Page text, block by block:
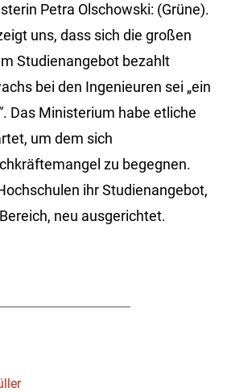
Petra Olschowski: (Grüne).
uns, dass sich die großen
Studienangebot bezahlt
bei den Ingenieuren sei „ein
Das Ministerium habe etliche
um dem sich
zu begegnen.
ihr Studienangebot,
neu ausgerichtet.